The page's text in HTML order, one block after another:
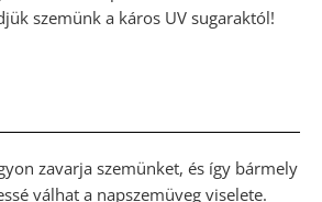
szemünk a káros UV sugaraktól!
zavarja szemünket, és így bármely
válhat a napszemüveg viselete.